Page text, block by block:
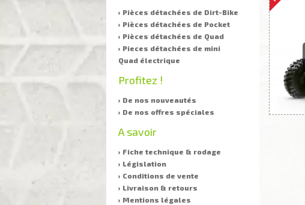
› Pièces détachées de Dirt-Bike
› Pièces détachées de Pocket
› Pièces détachées de Quad
› Pieces détachées de mini
Quad électrique
Profitez !
› De nos nouveautés
› De nos offres spéciales
A savoir
› Fiche technique & rodage
› Législation
› Conditions de vente
› Livraison & retours
› Mentions légales